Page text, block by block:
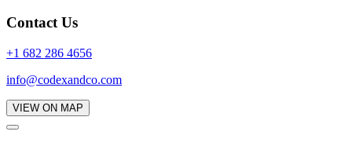
Contact Us
+1 682 286 4656
info@codexandco.com
VIEW ON MAP